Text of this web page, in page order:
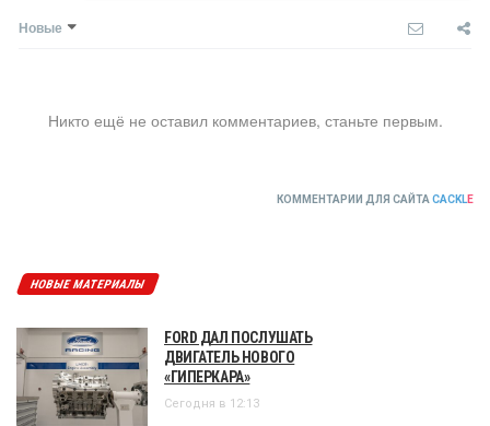
Новые
Никто ещё не оставил комментариев, станьте первым.
КОММЕНТАРИИ ДЛЯ САЙТА CACKLE
НОВЫЕ МАТЕРИАЛЫ
FORD ДАЛ ПОСЛУШАТЬ
ДВИГАТЕЛЬ НОВОГО
«ГИПЕРКАРА»
Сегодня в 12:13